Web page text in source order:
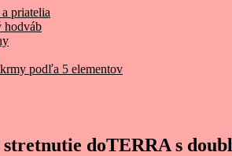
priatelia
podľa 5 elementov
stretnutie doTERRA s